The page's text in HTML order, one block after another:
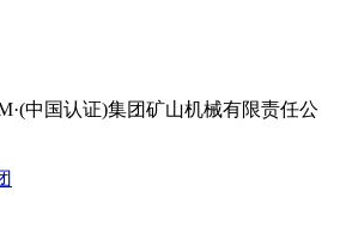
中国认证)集团矿山机械有限责任公